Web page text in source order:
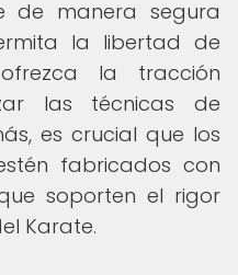
de manera segura
la libertad de
la tracción
las técnicas de
es crucial que los
fabricados con
soporten el rigor
Karate.